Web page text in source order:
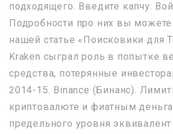
подходящего. Введите капчу.
Подробности про них вы можете
нашей статье «Поисковики для
Kraken сыграл роль в попытке
средства, потерянные
2014-15. Binance (Бинанс).
криптовалюте и фиатным
предельного уровня